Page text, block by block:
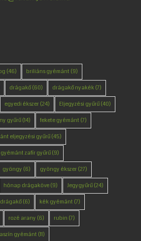
(46) briliáns gyémánt (9)
drágakő(60) drágakő nyakék(7)
egyedi ékszer(24) Eljegyzési gyűrű(40)
gyűrű(14) fekete gyémánt (7)
eljegyzési gyűrű(45)
gyémánt zafír gyűrű(9)
gyöngy (6) gyöngy ékszer(27)
hónap drágaköve(9) Jegygyűrű(24)
(6) kék gyémánt (7)
rozé arany (6) rubin (7)
gyémánt (11)